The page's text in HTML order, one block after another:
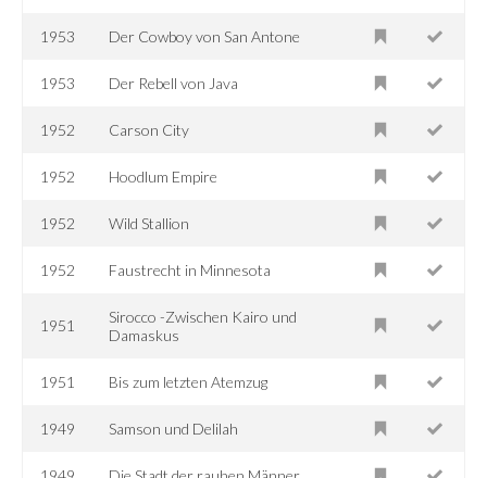
1953 Der Cowboy von San Antone
1953 Der Rebell von Java
1952 Carson City
1952 Hoodlum Empire
1952 Wild Stallion
1952 Faustrecht in Minnesota
1951
Sirocco -Zwischen Kairo und
Damaskus
1951 Bis zum letzten Atemzug
1949 Samson und Delilah